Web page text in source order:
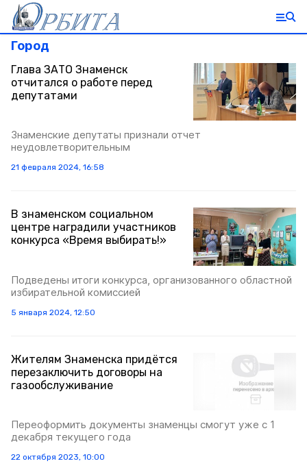
Город
Глава ЗАТО Знаменск
отчитался о работе перед
депутатами
Знаменские депутаты признали отчет
неудовлетворительным
21 февраля 2024, 16:58
В знаменском социальном
центре наградили участников
конкурса «Время выбирать!»
Подведены итоги конкурса, организованного областной
избирательной комиссией
5 января 2024, 12:50
Жителям Знаменска придётся
перезаключить договоры на
газообслуживание
Переоформить документы знаменцы смогут уже с 1
декабря текущего года
22 октября 2023, 10:00